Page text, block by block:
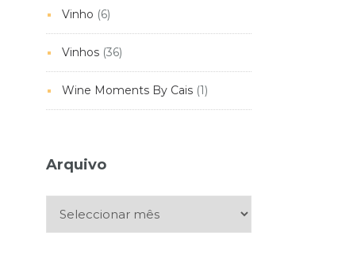
Vinho (6)
Vinhos(36)
Wine Moments By Cais(1)
Arquivo